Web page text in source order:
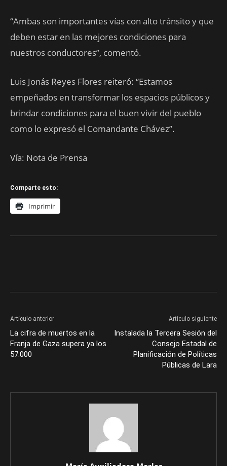
“Ambas son importantes vías con alto tránsito y que
deben estar en las mejores condiciones para
nuestros conductores”, comentó.
Luis Jonás Reyes Flores reiteró: “Estamos
empeñados en transformar los espacios públicos y
brindar condiciones para el buen vivir del pueblo
como lo expresó el Comandante Chávez”.
Vía: Nota de Prensa
Comparte esto:
Imprimir
Artículo anterior
La cifra de muertos en la
Franja de Gaza supera ya los
57.000
Artículo siguiente
Instalada la Tercera Sesión del
Consejo Estadal de
Planificación de Políticas
Públicas de Lara